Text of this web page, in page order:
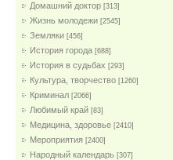
Домашний доктор [313]
Жизнь молодежи [2545]
Земляки [456]
История города [688]
История в судьбах [293]
Культура, творчество [1260]
Криминал [2066]
Любимый край [83]
Медицина, здоровье [2410]
Мероприятия [2400]
Народный календарь [307]